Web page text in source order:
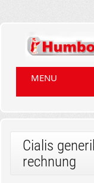
MENU
Cialis
rechnung